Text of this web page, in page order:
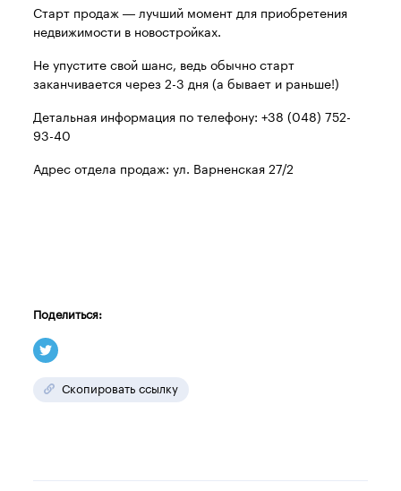
Старт продаж — лучший момент для приобретения
недвижимости в новостройках.
Не упустите свой шанс, ведь обычно старт
заканчивается через 2-3 дня (а бывает и раньше!)
Детальная информация по телефону: +38 (048) 752-
93-40
Адрес отдела продаж: ул. Варненская 27/2
Поделиться:
Скопировать ссылку